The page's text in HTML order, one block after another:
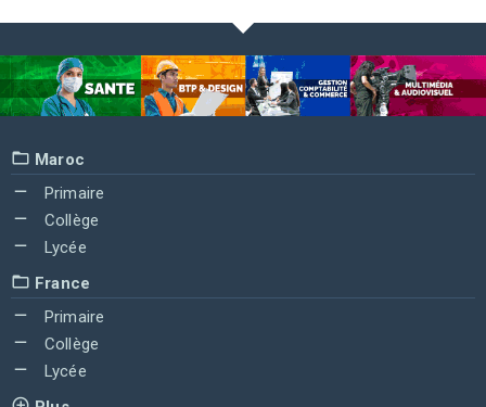
Maroc
Primaire
Collège
Lycée
France
Primaire
Collège
Lycée